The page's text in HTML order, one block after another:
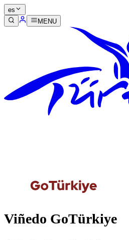
es
MENU
Viñedo GoTürkiye